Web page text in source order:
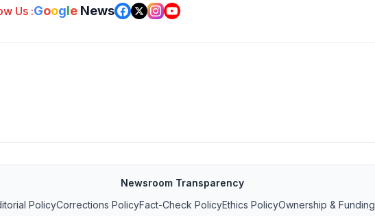
Us :Google News
Newsroom Transparency
PolicyCorrections PolicyFact-Check PolicyEthics PolicyOwnership & Funding